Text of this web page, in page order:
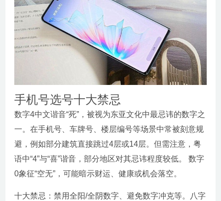
手机号选号十大禁忌
数字4中文谐音“死”，被视为东亚文化中最忌讳的数字之
一。在手机号、车牌号、楼层编号等场景中常被刻意规
避，例如部分建筑直接跳过4层或14层。但需注意，粤
语中“4”与“喜”谐音，部分地区对其忌讳程度较低。 数字
0象征“空无”，可能暗示财运、健康或机会落空。
十大禁忌：禁用全阳/全阴数字、避免数字冲克等。八字